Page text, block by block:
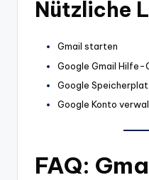
Nützliche
Gmail starten
Google Gmail Hilfe-
Google
Google Konto
FAQ: